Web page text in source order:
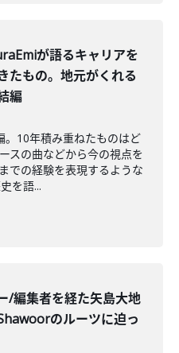
が語るキャリアを
たもの。地元がくれる
編
10年積み重ねたものはど
スの曲などから今の視点を
での経験を表現するような
を語...
/編集者を経た矢島大地
のルーツに迫っ